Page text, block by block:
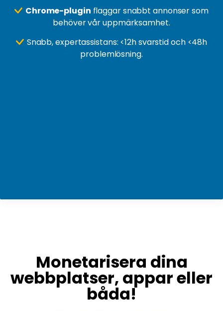
Chrome-plugin flaggar snabbt annonser som
behöver vår uppmärksamhet.
Snabb, expertassistans: <12h svarstid och <48h
problemlösning.
Monetarisera dina
webbplatser, appar eller
båda!